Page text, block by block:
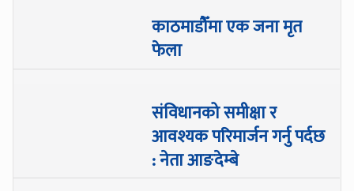
काठमाडौँमा एक जना मृत
फेला
संविधानको समीक्षा र
आवश्यक परिमार्जन गर्नु पर्दछ
: नेता आङदेम्बे